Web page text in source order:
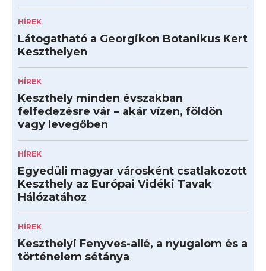
HÍREK
Látogatható a Georgikon Botanikus Kert
Keszthelyen
HÍREK
Keszthely minden évszakban
felfedezésre vár – akár vízen, földön
vagy levegőben
HÍREK
Egyedüli magyar városként csatlakozott
Keszthely az Európai Vidéki Tavak
Hálózatához
HÍREK
Keszthelyi Fenyves-allé, a nyugalom és a
történelem sétánya